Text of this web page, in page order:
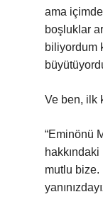
ama
boşluklar
biliyordum
Ve ben, ilk
“Eminönü
mutlu